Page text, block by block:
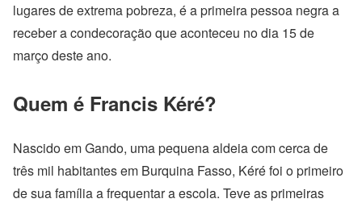
lugares de extrema pobreza, é a primeira pessoa negra a
receber a condecoração que aconteceu no dia 15 de
março deste ano.
Quem é Francis Kéré?
Nascido em Gando, uma pequena aldeia com cerca de
três mil habitantes em Burquina Fasso, Kéré foi o primeiro
de sua família a frequentar a escola. Teve as primeiras